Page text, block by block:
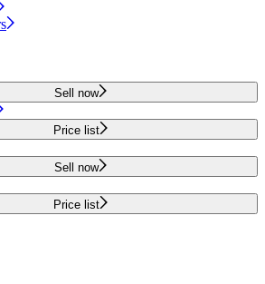
Sell now
Price list
Sell now
Price list